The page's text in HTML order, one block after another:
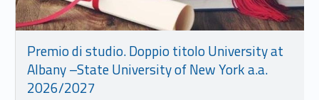
Premio di studio. Doppio titolo University at
Albany –State University of New York a.a.
2026/2027